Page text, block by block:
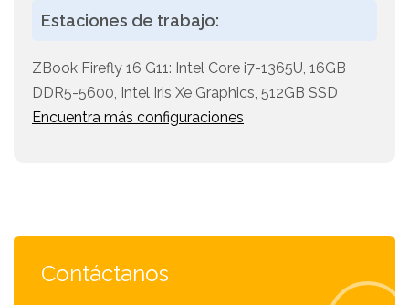
Estaciones de trabajo:
ZBook Firefly 16 G11: Intel Core i7-1365U, 16GB
DDR5-5600, Intel Iris Xe Graphics, 512GB SSD
Encuentra más configuraciones
Contáctanos